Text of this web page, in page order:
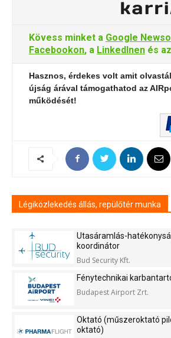
Kövess minket a Google
Facebookon, a LinkedInen és az
Hasznos, érdekes volt amit
újság árával támogathatod az
működését!
Légiközlekedés állás, repülőtér munka
Utasáramlás-
koordinátor
Bud Security Kft.
Fénytechnikai
Budapest Airport Zrt.
Oktató (műszeroktató
oktató)